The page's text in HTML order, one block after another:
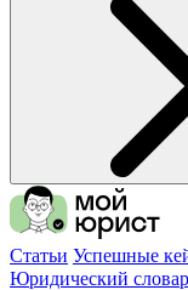
Статьи Успешные
Юридический